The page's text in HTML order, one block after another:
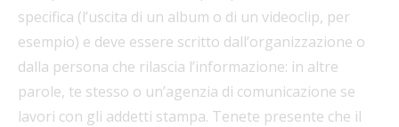
specifica (l’uscita di un album o di un videoclip, per
esempio) e deve essere scritto dall’organizzazione o
dalla persona che rilascia l’informazione: in altre
parole, te stesso o un’agenzia di comunicazione se
lavori con gli addetti stampa. Tenete presente che il